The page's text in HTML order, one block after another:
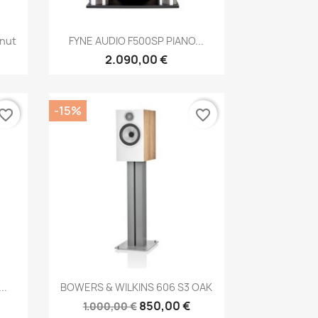
Anteprima
FYNE AUDIO F500SP PIANO...
2.090,00 €
Anteprima
BOWERS & WILKINS 606 S3 OAK
1.000,00 € 850,00 €
-15% favorite_border